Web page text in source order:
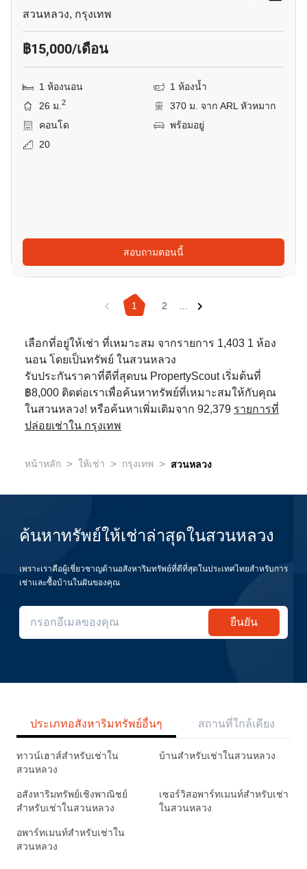
สวนหลวง, กรุงเทพ
฿15,000/เดือน
1 ห้องนอน
1 ห้องน้ำ
26 ม.2
370 ม. จาก ARL หัวหมาก
คอนโด
พร้อมอยู่
20
สอบถามตอนนี้
1 2 ...
เลือกที่อยู่ให้เช่า ที่เหมาะสม จากรายการ 1,403 1 ห้อง
นอน โดยเป็นทรัพย์ ในสวนหลวง
รับประกันราคาที่ดีที่สุดบน PropertyScout เริ่มต้นที่
฿8,000 ติดต่อเราเพื่อค้นหาทรัพย์ที่เหมาะสมให้กับคุณ
ในสวนหลวง! หรือค้นหาเพิ่มเติมจาก 92,379 รายการที่
ปล่อยเช่าใน กรุงเทพ
หน้าหลัก > ให้เช่า > กรุงเทพ > สวนหลวง
ค้นหาทรัพย์ให้เช่าล่าสุดในสวนหลวง
เพราะเราคือผู้เชี่ยวชาญด้านอสังหาริมทรัพย์ที่ดีที่สุดในประเทศไทยสำหรับการ
เช่าและซื้อบ้านในฝันของคุณ
ยืนยัน
ประเภทอสังหาริมทรัพย์อื่นๆ สถานที่ใกล้เคียง
ทาวน์เฮาส์สำหรับเช่าใน
สวนหลวง
บ้านสำหรับเช่าในสวนหลวง
อสังหาริมทรัพย์เชิงพาณิชย์
สำหรับเช่าในสวนหลวง
เซอร์วิสอพาร์ทเมนท์สำหรับเช่า
ในสวนหลวง
อพาร์ทเมนท์สำหรับเช่าใน
สวนหลวง